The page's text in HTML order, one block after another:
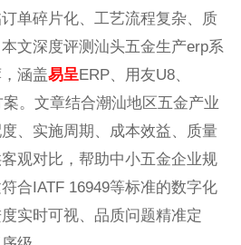
单碎片化、工艺流程复杂、质
文深度评测汕头五金生产erp系
涵盖易呈ERP、用友U8、
。文章结合潮汕地区五金产业
、实施周期、成本效益、质量
观对比，帮助中小五金企业规
合IATF 16949等标准的数字化
实时可视、品质问题精准定